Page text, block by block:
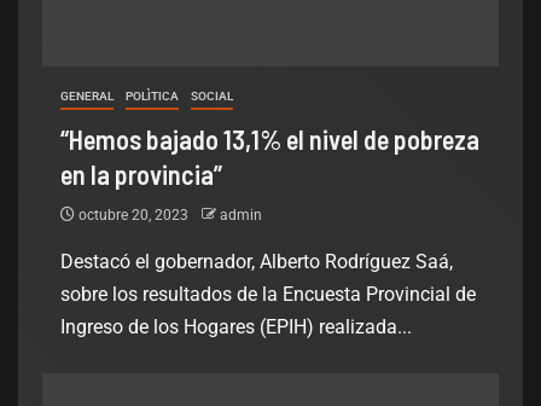
GENERAL POLÌTICA SOCIAL
“Hemos bajado 13,1% el nivel de pobreza
en la provincia”
octubre 20, 2023 admin
Destacó el gobernador, Alberto Rodríguez Saá,
sobre los resultados de la Encuesta Provincial de
Ingreso de los Hogares (EPIH) realizada...